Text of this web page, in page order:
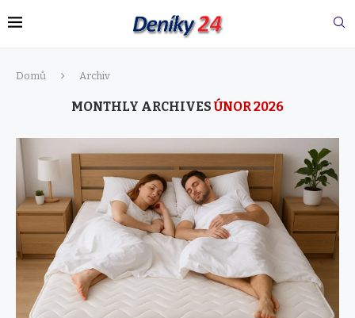
Domů Archiv
MONTHLY ARCHIVESÚNOR 2026